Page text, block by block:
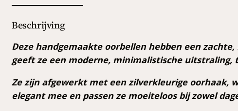
Beschrijving
Deze handgemaakte oorbellen hebben een
geeft ze een moderne, minimalistische
Ze zijn afgewerkt met een zilverkleurige oorhaak,
elegant mee en passen ze moeiteloos bij zowel